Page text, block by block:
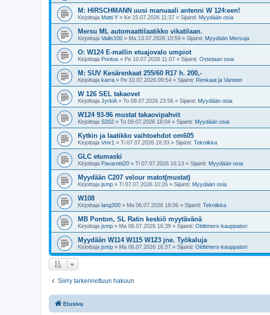
M: HIRSCHMANN uusi manuaali antenni W 124:een!
Kirjoittaja Matti Y » Ke 15.07.2026 11:37 » Sijainti: Myydään osia
Mersu ML automaattilaatikko vikatilaan.
Kirjoittaja Vailis100 » Ma 13.07.2026 10:59 » Sijainti: Myydään Mersuja
O: W124 E-mallin etuajovalo umpiot
Kirjoittaja Pontus » Pe 10.07.2026 11:07 » Sijainti: Ostetaan osia
M: SUV Kesärenkaat 255/60 R17 h. 200,-
Kirjoittaja karra » Pe 10.07.2026 09:54 » Sijainti: Renkaat ja Vanteet
W 126 SEL takaovet
Kirjoittaja JyrkiA » To 09.07.2026 23:56 » Sijainti: Myydään osia
W124 93-96 mustat takaovipahvit
Kirjoittaja S202 » To 09.07.2026 18:04 » Sijainti: Myydään osia
Kytkin ja laatikko vaihtoehdot om605
Kirjoittaja Vmr1 » Ti 07.07.2026 18:33 » Sijainti: Tekniikka
GLC etumaski
Kirjoittaja Pavarotti20 » Ti 07.07.2026 16:13 » Sijainti: Myydään osia
Myydään C207 velour matot(mustat)
Kirjoittaja jsmp » Ti 07.07.2026 10:26 » Sijainti: Myydään osia
W108
Kirjoittaja lang300 » Ma 06.07.2026 18:06 » Sijainti: Tekniikka
MB Ponton, SL Ratin keskiö myytävänä
Kirjoittaja jsmp » Ma 06.07.2026 16:39 » Sijainti: Oldtimers-kauppatori
Myydään W114 W115 W123 jne. Työkaluja
Kirjoittaja jsmp » Ma 06.07.2026 16:37 » Sijainti: Oldtimers-kauppatori
Siirry tarkennettuun hakuun
Etusivu